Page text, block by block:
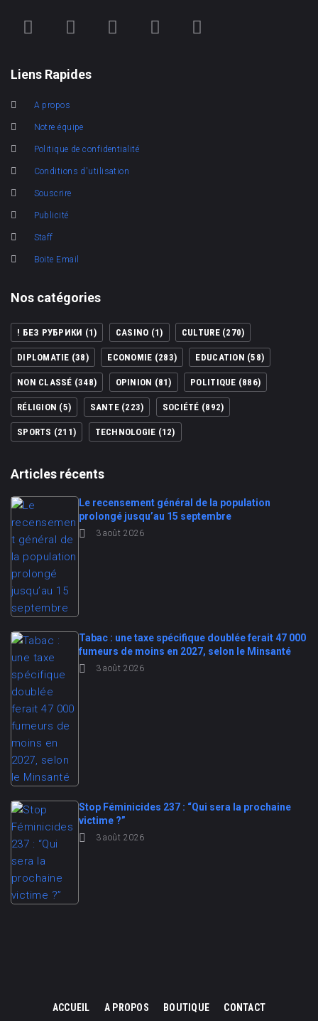
Liens Rapides
A propos
Notre équipe
Politique de confidentialité
Conditions d'utilisation
Souscrire
Publicité
Staff
Boite Email
Nos catégories
! БЕЗ РУБРИКИ (1) CASINO (1) CULTURE(270)
DIPLOMATIE (38) ECONOMIE (283) EDUCATION (58)
NON CLASSÉ (348) OPINION (81) POLITIQUE (886)
RÉLIGION (5) SANTE(223) SOCIÉTÉ (892)
SPORTS (211) TECHNOLOGIE (12)
Articles récents
Le recensement général de la population
prolongé jusqu’au 15 septembre
3 août 2026
Tabac : une taxe spécifique doublée ferait 47 000
fumeurs de moins en 2027, selon le Minsanté
3 août 2026
Stop Féminicides 237 : “Qui sera la prochaine
victime ?”
3 août 2026
ACCUEIL A PROPOS BOUTIQUE CONTACT